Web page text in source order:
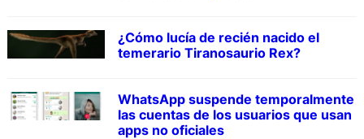
¿Cómo lucía de recién nacido el
temerario Tiranosaurio Rex?
WhatsApp suspende temporalmente
las cuentas de los usuarios que usan
apps no oficiales